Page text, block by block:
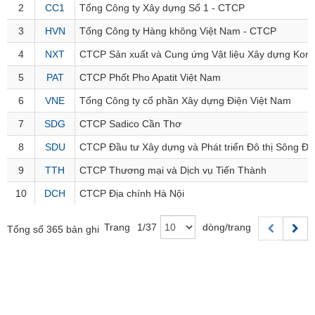
lỗ
Giao
dịch
nội
bộ
Niên
giám
Tài
liệu
cổ
đông
Nước
ngoài
Tự
doanh
Top
cổ
phiếu
Bản
dịch
Chứng
quyền
Tổng
quan
Thống
kê
giao
dịch
Định
giá
Thống
kê
giao
dịch
Tin
tức
Phân
tích
kỹ
thuật
Bảng
tuyến
Bộ
lọc
cổ
phiếu
sánh
Vĩ
mô
lai
Chứng
quyền
Trái
phiếu
doanh
nghiệp
IR
Awards
Dịch
vụ
2 CC1
3 HVN
4 NXT
5 PAT
6 VNE
7 SDG
8 SDU
9 TTH
10 DCH
2 CC1 Tổng Công ty Xây dựng Số 1 - CTCP
3 HVN Tổng Công ty Hàng không Việt Nam - CTCP
4 NXT CTCP Sản xuất và Cung ứng Vật liệu Xây dựng Kon
5 PAT CTCP Phốt Pho Apatit Việt Nam
6 VNE Tổng Công ty cổ phần Xây dựng Điện Việt Nam
7 SDG CTCP Sadico Cần Thơ
8 SDU CTCP Đầu tư Xây dựng và Phát triển Đô thị Sông Đà
9 TTH CTCP Thương mại và Dịch vụ Tiến Thành
10 DCH CTCP Địa chính Hà Nội
Tổng số 365 bản ghi Trang 1/37 dòng/trang
ĐỘNG
TÀI
CHÍNH
HÀNG
HÓA
KINH